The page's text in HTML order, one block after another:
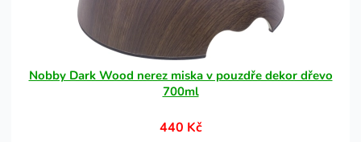
Nobby Dark Wood nerez miska v pouzdře dekor dřevo
700ml
440 Kč